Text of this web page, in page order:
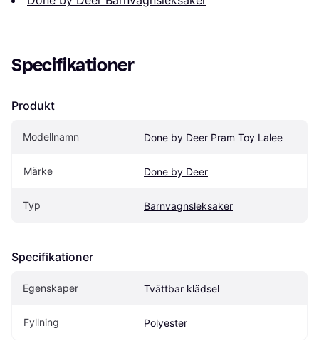
Specifikationer
Produkt
Modellnamn Done by Deer Pram Toy Lalee
Märke Done by Deer
Typ Barnvagnsleksaker
Specifikationer
Egenskaper Tvättbar klädsel
Fyllning Polyester